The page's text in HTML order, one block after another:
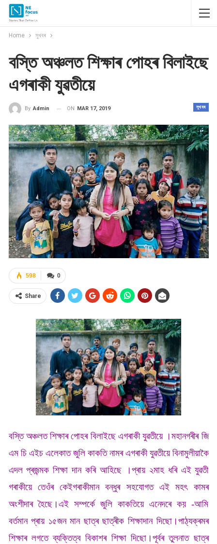
Home সুখবৰ
বস্তি অঞ্চলত শিক্ষাৰ পোহৰ বিলাইছে
এগৰাকী যুৱতীয়ে
সুখবৰ
By Admin ON MAR 17, 2019
0
598
Share
বস্তি অঞ্চলত শিক্ষাৰ পোহৰ বিলাইছে এগৰাকী যুৱতীয়ে ।মহানগৰীৰ জি
এম চি এইচ এলেকাত জুলি কাকতি নামৰ এগৰাকী যুৱতীয়ে বিনামুলীয়াকৈ
এদল প্ৰজন্মক শিক্ষা দান কৰি আহিছে ।প্ৰায় ২মাহ ধৰি এই যুৱতী
গৰাকীয়ে তেওঁৰ কেইগৰাকীমান বন্ধুৰ সহযোগত এই মহৎ কামৰ
অংশীদাৰ হৈছে।এই সম্পৰ্কে জুলি কাকতিয়ে এনেদৰে কয় -আমি
বৰ্তমান প্ৰায় ১৫জন মান ছাত্ৰ ছাত্ৰীক শিক্ষাদান দিছো।পাঠ্যক্ৰমৰ
শিক্ষাৰ লগতে ব্যক্তিত্ব বিকাশৰ শিক্ষা দিছো।পূৰ্বৰ তুলনাত ছাত্ৰ